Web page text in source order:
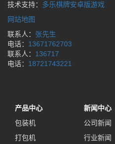
技术支持： 多乐棋牌安卓版游戏
网站地图
联系人： 张先生
电话： 13671762703
联系人： 136717
电话： 18721743221
产品中心
包装机
打包机
新闻中心
公司新闻
行业新闻